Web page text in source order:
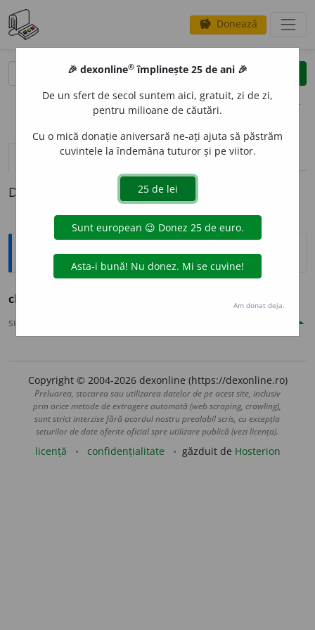
savings Donează
clear
opțiuni
definiții (1) pronunțievolume_up (50)
Definiția cu ID-ul 787851:
Explicative DEX
chin
sursa:
Copyright © 2004-2026 dexonline (https://dexonline.ro)
Preluarea, stocarea sau utilizarea datelor de pe acest site, inclusiv
prin orice metode de extragere automată (web scraping, crawling),
sunt strict interzise fără acordul nostru prealabil scris, cu excepția
seturilor de date oferite oficial spre utilizare publică (vezi licența).
licență confidențialitate găzduit de Hosterion
🎉 dexonline® împlinește 25 de ani 🎉
De un sfert de secol suntem aici, gratuit, zi de zi,
pentru milioane de căutări.
Cu o mică donație aniversară ne-ați ajuta să păstrăm
cuvintele la îndemâna tuturor și pe viitor.
Am donat deja.